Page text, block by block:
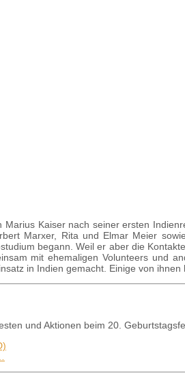
Kaiser nach seiner ersten
Marxer, Rita und Elmar Meier
begann. Weil er aber die
mit ehemaligen Volunteers und
in Indien gemacht. Einige von
und Aktionen beim 20.